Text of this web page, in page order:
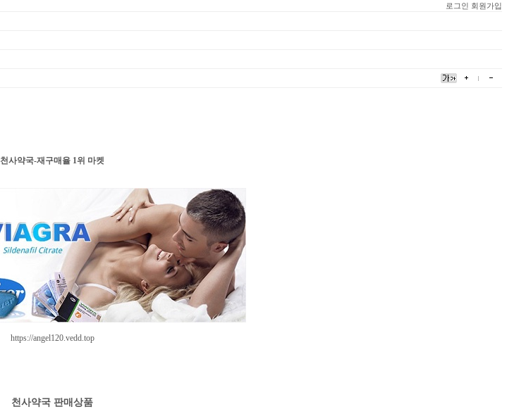
로그인
회원가입
천사약국-재구매율 1위 마켓
https://angel120.vedd.top
천사약국 판매상품